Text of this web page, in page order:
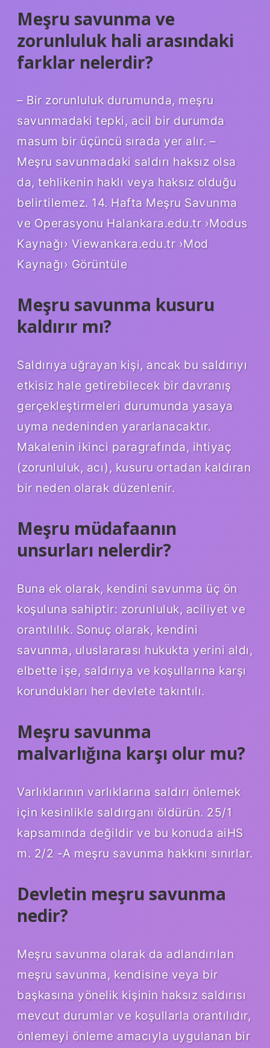
Meşru savunma ve
zorunluluk hali arasındaki
farklar nelerdir?
– Bir zorunluluk durumunda, meşru
savunmadaki tepki, acil bir durumda
masum bir üçüncü sırada yer alır. –
Meşru savunmadaki saldırı haksız olsa
da, tehlikenin haklı veya haksız olduğu
belirtilemez. 14. Hafta Meşru Savunma
ve Operasyonu Halankara.edu.tr ›Modus
Kaynağı› Viewankara.edu.tr ›Mod
Kaynağı› Görüntüle
Meşru savunma kusuru
kaldırır mı?
Saldırıya uğrayan kişi, ancak bu saldırıyı
etkisiz hale getirebilecek bir davranış
gerçekleştirmeleri durumunda yasaya
uyma nedeninden yararlanacaktır.
Makalenin ikinci paragrafında, ihtiyaç
(zorunluluk, acı), kusuru ortadan kaldıran
bir neden olarak düzenlenir.
Meşru müdafaanın
unsurları nelerdir?
Buna ek olarak, kendini savunma üç ön
koşuluna sahiptir: zorunluluk, aciliyet ve
orantılılık. Sonuç olarak, kendini
savunma, uluslararası hukukta yerini aldı,
elbette işe, saldırıya ve koşullarına karşı
korundukları her devlete takıntılı.
Meşru savunma
malvarlığına karşı olur mu?
Varlıklarının varlıklarına saldırı önlemek
için kesinlikle saldırganı öldürün. 25/1
kapsamında değildir ve bu konuda aiHS
m. 2/2 -A meşru savunma hakkını sınırlar.
Devletin meşru savunma
nedir?
Meşru savunma olarak da adlandırılan
meşru savunma, kendisine veya bir
başkasına yönelik kişinin haksız saldırısı
mevcut durumlar ve koşullarla orantılıdır,
önlemeyi önleme amacıyla uygulanan bir